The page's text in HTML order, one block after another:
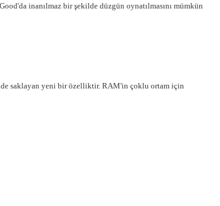
inanılmaz bir şekilde düzgün oynatılmasını mümkün
saklayan yeni bir özelliktir. RAM'in çoklu ortam için